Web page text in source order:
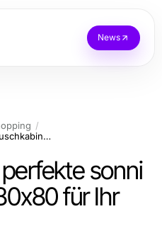
News
Finden Sie die perfekte sonni Duschkabine 80x80 für Ihr Badezimmer
sonni
für Ihr